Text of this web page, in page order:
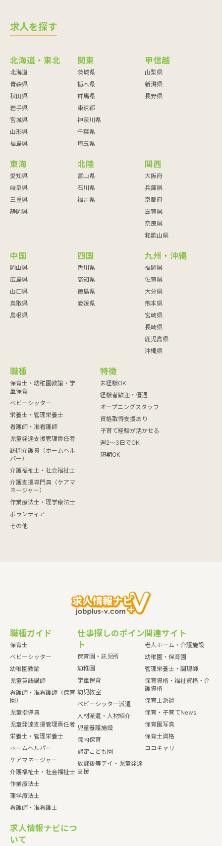
求人を探す
北海道・東北
北海道
青森県
秋田県
岩手県
宮城県
山形県
福島県
関東
茨城県
栃木県
群馬県
東京都
神奈川県
千葉県
埼玉県
甲信越
山梨県
新潟県
長野県
東海
愛知県
岐阜県
三重県
静岡県
北陸
富山県
石川県
福井県
関西
大阪府
兵庫県
京都府
滋賀県
奈良県
和歌山県
中国
岡山県
広島県
山口県
鳥取県
島根県
四国
香川県
高知県
徳島県
愛媛県
九州・沖縄
福岡県
佐賀県
大分県
熊本県
宮崎県
長崎県
鹿児島県
沖縄県
職種
保育士・幼稚園教諭・学
童保育
ベビーシッター
栄養士・管理栄養士
看護師・准看護師
児童発達支援管理責任者
訪問介護員（ホームヘル
パー）
介護福祉士・社会福祉士
介護支援専門員（ケアマ
ネージャー）
作業療法士・理学療法士
ボランティア
その他
特徴
未経験OK
経験者歓迎・優遇
オープニングスタッフ
資格取得支援あり
子育て経験が活かせる
週2～3日でOK
短期OK
職種ガイド
保育士
ベビーシッター
幼稚園教諭
児童英語講師
看護師・准看護師（保育
園）
児童指導員
児童発達支援管理責任者
栄養士・管理栄養士
ホームヘルパー
ケアマネージャー
介護福祉士・社会福祉士
作業療法士
理学療法士
看護師・准看護士
仕事探しのポイン
ト
保育園・託児所
幼稚園
学童保育
幼児教室
ベビーシッター派遣
人材派遣・人材紹介
児童養護施設
院内保育
認定こども園
放課後等デイ・児童発達
支援
関連サイト
老人ホーム・介護施設
幼稚園・保育園
管理栄養士・調理師
保育資格・福祉資格・介
護資格
保育士派遣
保育・子育てNews
保育園写真
保育士資格
ココキャリ
求人情報ナビにつ
いて